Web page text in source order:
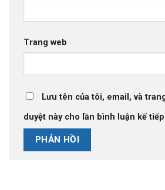
Trang web
Lưu tên của tôi, email, và
duyệt này cho lần bình luận kế